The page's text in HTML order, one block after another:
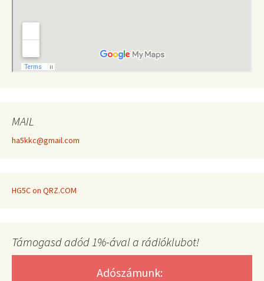
MAIL
ha5kkc@gmail.com
HG5C on QRZ.COM
Támogasd adód 1%-ával a rádióklubot!
Adószámunk: